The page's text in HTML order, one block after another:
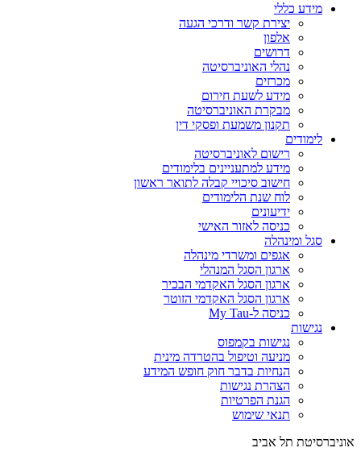
מידע כללי
יצירת קשר ודרכי הגעה
אלפון
דרושים
נהלי האוניברסיטה
מכרזים
מידע לשעת חירום
מבקרת האוניברסיטה
תקנון משמעת ופסקי דין
לימודים
רישום לאוניברסיטה
מידע למתעניינים בלימודים
חישוב סיכויי קבלה לתואר ראשון
לוח שנת הלימודים
ידיעונים
כניסה לאזור האישי
סגל ומינהלה
אגפים ומשרדי מינהלה
ארגון הסגל המנהלי
ארגון הסגל האקדמי הבכיר
ארגון הסגל האקדמי הזוטר
כניסה ל-My Tau
נגישות
נגישות בקמפוס
מניעה וטיפול בהטרדה מינית
הנחיות בדבר חוק חופש המידע
הצהרת נגישות
הגנת הפרטיות
תנאי שימוש
אוניברסיטת תל אביב